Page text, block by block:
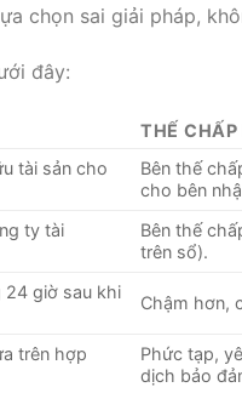
chọn sai giải pháp,
đây:
THẾ
tài sản cho
Bên thế
cho bên
ty tài
Bên thế
trên sổ).
24 giờ sau khi
Chậm hơn,
trên hợp
Phức tạp,
dịch bảo